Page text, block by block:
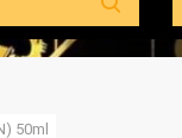
50ml